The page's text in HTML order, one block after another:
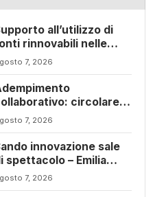
all’utilizzo di
rinnovabili nelle
– Emilia Romagna
7, 2026
circolare
E con ogni novità della
7, 2026
innovazione sale
spettacolo – Emilia
7, 2026